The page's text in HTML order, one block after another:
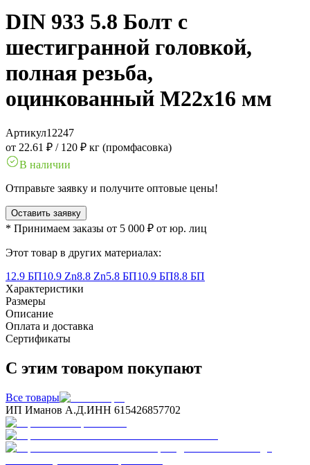
DIN 933 5.8 Болт с
шестигранной головкой,
полная резьба,
оцинкованный M22x16 мм
Артикул12247
от 22.61 ₽ / 120 ₽ кг (промфасовка)
В наличии
Отправьте заявку и получите оптовые цены!
Оставить заявку
* Принимаем заказы от 5 000 ₽ от юр. лиц
Этот товар в других материалах:
12.9 БП10.9 Zn8.8 Zn5.8 БП10.9 БП8.8 БП
Характеристики
Размеры
Описание
Оплата и доставка
Сертификаты
С этим товаром покупают
Все товары
ИП Иманов А.Д.ИНН 615426857702